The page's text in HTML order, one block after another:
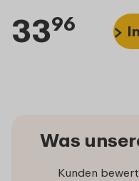
3396
Was
Kunden